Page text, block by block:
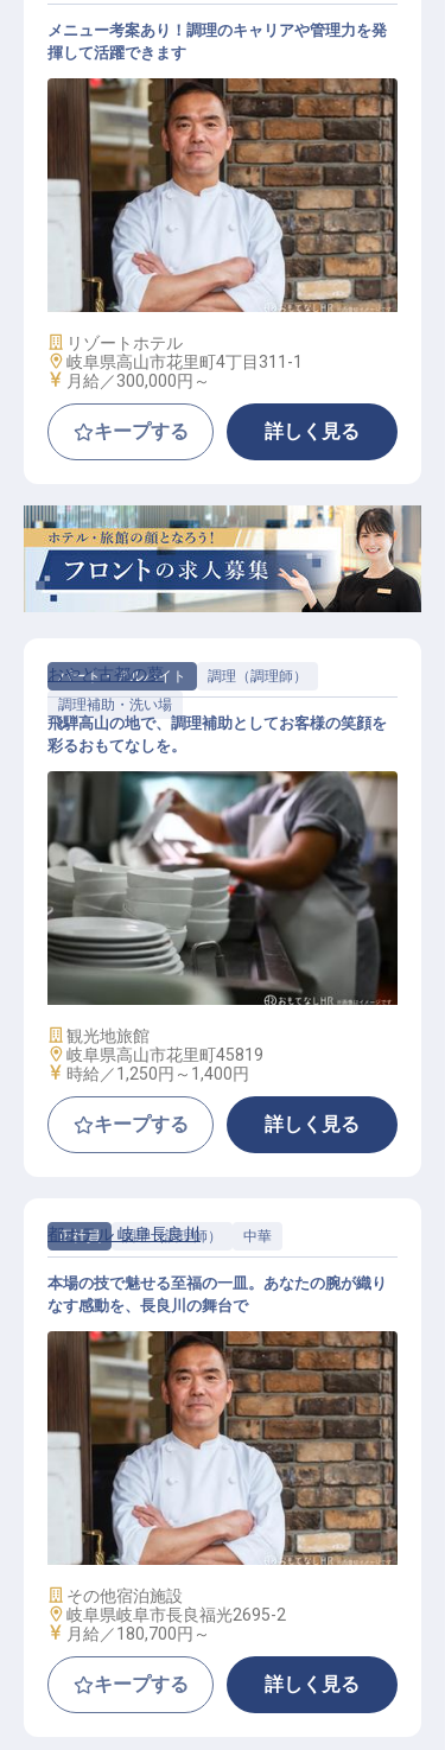
スーシェフ・二番手
メニュー考案あり！調理のキャリアや管理力を発
揮して活躍できます
施設業態
リゾートホテル
勤務地
岐阜県高山市花里町4丁目311-1
給与
月給／300,000円～
キープする 詳しく見る
パート・アルバイト
調理（調理師）
調理補助・洗い場
調理補助スタッフ
おやど古都の夢
飛騨高山の地で、調理補助としてお客様の笑顔を
彩るおもてなしを。
施設業態
観光地旅館
勤務地
岐阜県高山市花里町45819
給与
時給／1,250円～ 1,400円
キープする 詳しく見る
正社員 調理（調理師） 中華
中国調理
都ホテル 岐阜長良川
本場の技で魅せる至福の一皿。あなたの腕が織り
なす感動を、長良川の舞台で
施設業態
その他宿泊施設
勤務地
岐阜県岐阜市長良福光2695-2
給与
月給／180,700円～
キープする 詳しく見る